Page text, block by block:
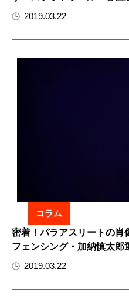
2019.03.22
コラム
密着！パラアスリートの肖
フェンシング・加納慎太郎
2019.03.22